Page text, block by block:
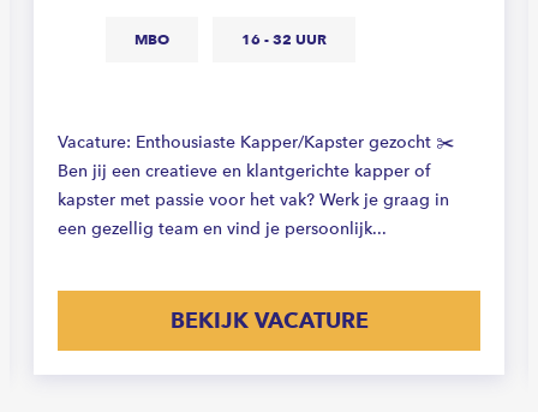
MBO 16 - 32 UUR
Vacature: Enthousiaste Kapper/Kapster gezocht ✂️
Ben jij een creatieve en klantgerichte kapper of
kapster met passie voor het vak? Werk je graag in
een gezellig team en vind je persoonlijk...
BEKIJK VACATURE